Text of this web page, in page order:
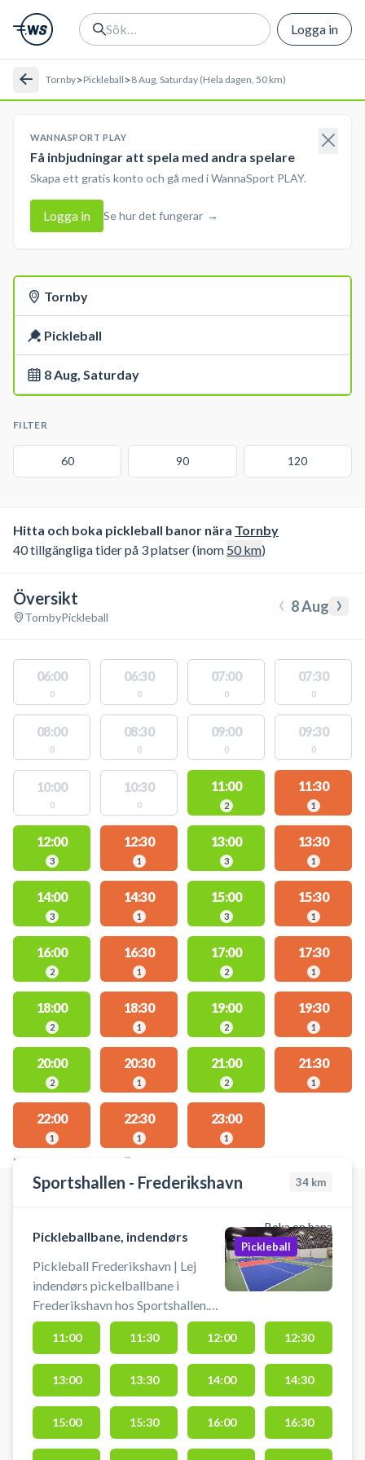
Logga in
Tornby>Pickleball >8 Aug, Saturday (Hela dagen, 50 km)
WANNASPORT PLAY
Få inbjudningar att spela med andra spelare
Skapa ett gratis konto och gå med i WannaSport PLAY.
Logga in Se hur det fungerar →
Tornby
Pickleball
8 Aug, Saturday
FILTER
60 90 120
Hitta och boka pickleball banor nära Tornby
40 tillgängliga tider på 3 platser (inom 50km)
Översikt
TornbyPickleball ‹ 8 Aug ›
06:00
0
06:30
0
07:00
0
07:30
0
08:00
0
08:30
0
09:00
0
09:30
0
10:00
0
10:30
0
11:00
2
11:30
1
12:00
3
12:30
1
13:00
3
13:30
1
14:00
3
14:30
1
15:00
3
15:30
1
16:00
2
16:30
1
17:00
2
17:30
1
18:00
2
18:30
1
19:00
2
19:30
1
20:00
2
20:30
1
21:00
2
21:30
1
22:00
1
22:30
1
23:00
1
PLATSER MED TILLGÄNGLIGA AKTIVITETER
Sportshallen - Frederikshavn 34 km
Boka en bana
Pickleballbane, indendørs
Pickleball Frederikshavn | Lej
indendørs pickelballbane i
Frederikshavn hos Sportshallen.
Book en af to moderne pickleball
baner og spil pickleball i
Frederikshavn hos Sportshallen
beliggende på Suderbovej 13,
9900 Frederikshavn. Bolde og
pickleball bat er inkluderet i
prisen for din pickleball booking i
Pickleball
11:00 11:30 12:00 12:30
13:00 13:30 14:00 14:30
15:00 15:30 16:00 16:30